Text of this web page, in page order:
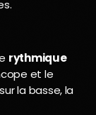
rythmique
et le
la basse, la